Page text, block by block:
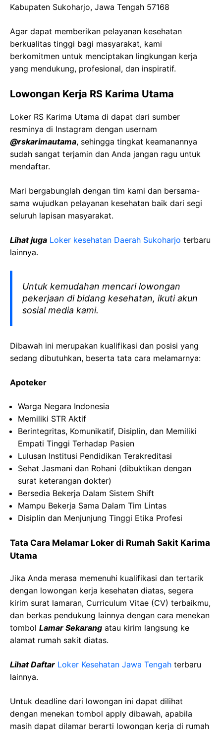
Kabupaten Sukoharjo, Jawa Tengah 57168
Agar dapat memberikan pelayanan kesehatan
berkualitas tinggi bagi masyarakat, kami
berkomitmen untuk menciptakan lingkungan kerja
yang mendukung, profesional, dan inspiratif.
Lowongan Kerja RS Karima Utama
Loker RS Karima Utama di dapat dari sumber
resminya di Instagram dengan usernam
@rskarimautama, sehingga tingkat keamanannya
sudah sangat terjamin dan Anda jangan ragu untuk
mendaftar.
Mari bergabunglah dengan tim kami dan bersama-
sama wujudkan pelayanan kesehatan baik dari segi
seluruh lapisan masyarakat.
Lihat juga Loker kesehatan Daerah Sukoharjo terbaru
lainnya.
Untuk kemudahan mencari lowongan
pekerjaan di bidang kesehatan, ikuti akun
sosial media kami.
Dibawah ini merupakan kualifikasi dan posisi yang
sedang dibutuhkan, beserta tata cara melamarnya:
Apoteker
Warga Negara Indonesia
Memiliki STR Aktif
Berintegritas, Komunikatif, Disiplin, dan Memiliki
Empati Tinggi Terhadap Pasien
Lulusan Institusi Pendidikan Terakreditasi
Sehat Jasmani dan Rohani (dibuktikan dengan
surat keterangan dokter)
Bersedia Bekerja Dalam Sistem Shift
Mampu Bekerja Sama Dalam Tim Lintas
Disiplin dan Menjunjung Tinggi Etika Profesi
Tata Cara Melamar Loker di Rumah Sakit Karima
Utama
Jika Anda merasa memenuhi kualifikasi dan tertarik
dengan lowongan kerja kesehatan diatas, segera
kirim surat lamaran, Curriculum Vitae (CV) terbaikmu,
dan berkas pendukung lainnya dengan cara menekan
tombol Lamar Sekarang atau kirim langsung ke
alamat rumah sakit diatas.
Lihat Daftar Loker Kesehatan Jawa Tengah terbaru
lainnya.
Untuk deadline dari lowongan ini dapat dilihat
dengan menekan tombol apply dibawah, apabila
masih dapat dilamar berarti lowongan kerja di rumah